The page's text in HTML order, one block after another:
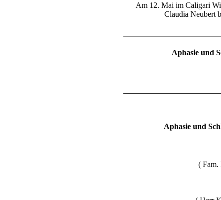
Am 12. Mai im Caligari
Claudia Neubert
Aphasie und
Aphasie und
( Fam.